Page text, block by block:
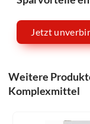
Jetzt
Weitere
Komplexmittel